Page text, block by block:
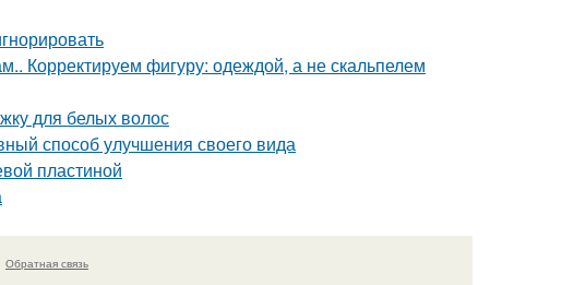
Корректируем фигуру: одеждой, а не скальпелем
для белых волос
способ улучшения своего вида
пластиной
Обратная связь